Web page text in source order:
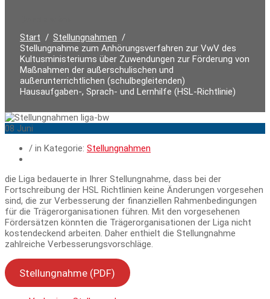
Start
Stellungnahmen
Stellungnahme zum Anhörungsverfahren zur VwV des
Kultusministeriums über Zuwendungen zur Förderung von
Maßnahmen der außerschulischen und
außerunterrichtlichen (schulbegleitenden)
Hausaufgaben-, Sprach- und Lernhilfe (HSL-Richtlinie)
08 Juni
/ in Kategorie: Stellungnahmen
die Liga bedauerte in Ihrer Stellungnahme, dass bei der
Fortschreibung der HSL Richtlinien keine Änderungen vorgesehen
sind, die zur Verbesserung der finanziellen Rahmenbedingungen
für die Trägerorganisationen führen. Mit den vorgesehenen
Fördersätzen könnten die Trägerorganisationen der Liga nicht
kostendeckend arbeiten. Daher enthielt die Stellungnahme
zahlreiche Verbesserungsvorschläge.
Stellungnahme (PDF)